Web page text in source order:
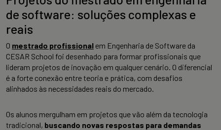
de software: soluções complexas e
reais
O mestrado profissional em Engenharia de Software da
CESAR School foi desenhado para formar profissionais que
lideram projetos de inovação em qualquer cenário. O diferencial
é a forte conexão entre teoria e prática, com desafios
alinhados às necessidades reais do mercado.
Os alunos mergulham em projetos que vão além da tecnologia
tradicional, buscando novas respostas para demandas